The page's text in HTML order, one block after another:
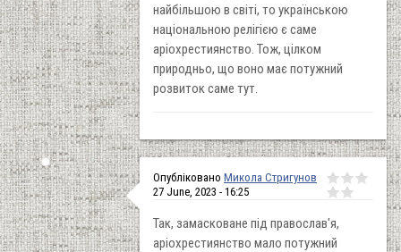
найбільшою в світі, то українською
національною релігією є саме
аріохрестиянство. Тож, цілком
природньо, що воно має потужний
розвиток саме тут.
Опубліковано Микола Стригунов
27 June, 2023 - 16:25
Так, замасковане під православ'я,
аріохрестиянство мало потужний